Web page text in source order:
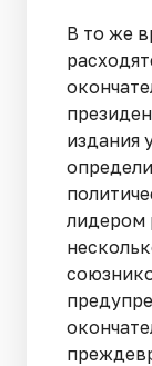
В то же
издания
лидером